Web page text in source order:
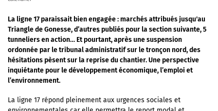
La ligne 17 paraissait bien engagée : marchés attribués jusqu'au
Triangle de Gonesse, d’autres publiés pour la section suivante, 5
tunneliers en action… Et pourtant, après une suspension
ordonnée par le tribunal administratif sur le tronçon nord, des
hésitations pèsent sur la reprise du chantier. Une perspective
inquiétante pour le développement économique, l’emploi et
l’environnement.
La ligne 17 répond pleinement aux urgences sociales et